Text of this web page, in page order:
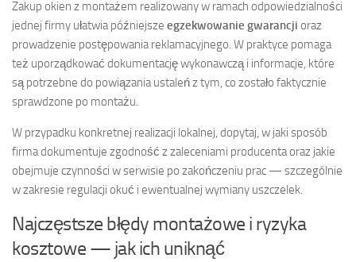
Zakup okien z montażem realizowany w ramach odpowiedzialności
jednej firmy ułatwia późniejsze egzekwowanie gwarancji oraz
prowadzenie postępowania reklamacyjnego. W praktyce pomaga
też uporządkować dokumentację wykonawczą i informacje, które
są potrzebne do powiązania ustaleń z tym, co zostało faktycznie
sprawdzone po montażu.
W przypadku konkretnej realizacji lokalnej, dopytaj, w jaki sposób
firma dokumentuje zgodność z zaleceniami producenta oraz jakie
obejmuje czynności w serwisie po zakończeniu prac — szczególnie
w zakresie regulacji okuć i ewentualnej wymiany uszczelek.
Najczęstsze błędy montażowe i ryzyka
kosztowe — jak ich uniknąć